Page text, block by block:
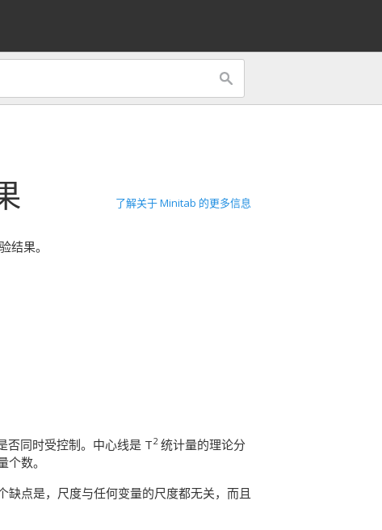
了解关于 Minitab 的更多信息
结果。
否同时受控制。中心线是 T2统计量的理论分
数。
缺点是，尺度与任何变量的尺度都无关，而且